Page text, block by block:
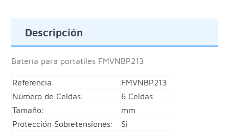
Descripción
Batería para portatiles FMVNBP213
Referencia:
FMVNBP213
Número de Celdas:
6 Celdas
Tamaño:
mm
Protección Sobretensiones:
Si